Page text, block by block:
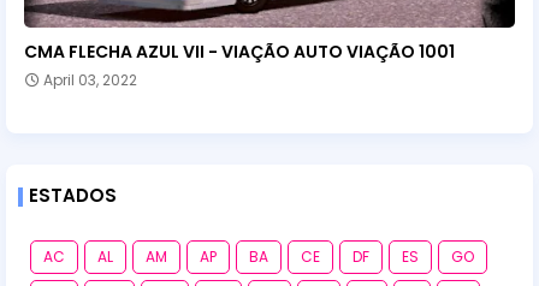
CMA FLECHA AZUL VII - VIAÇÃO AUTO VIAÇÃO 1001
April 03, 2022
ESTADOS
AC AL AM AP BA CE DF ES
GO